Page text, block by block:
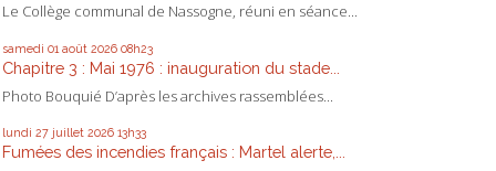
Le Collège communal de Nassogne, réuni en séance...
samedi 01 août 2026 08h23
Chapitre 3 : Mai 1976 : inauguration du stade...
Photo Bouquié D’après les archives rassemblées...
lundi 27 juillet 2026 13h33
Fumées des incendies français : Martel alerte,...